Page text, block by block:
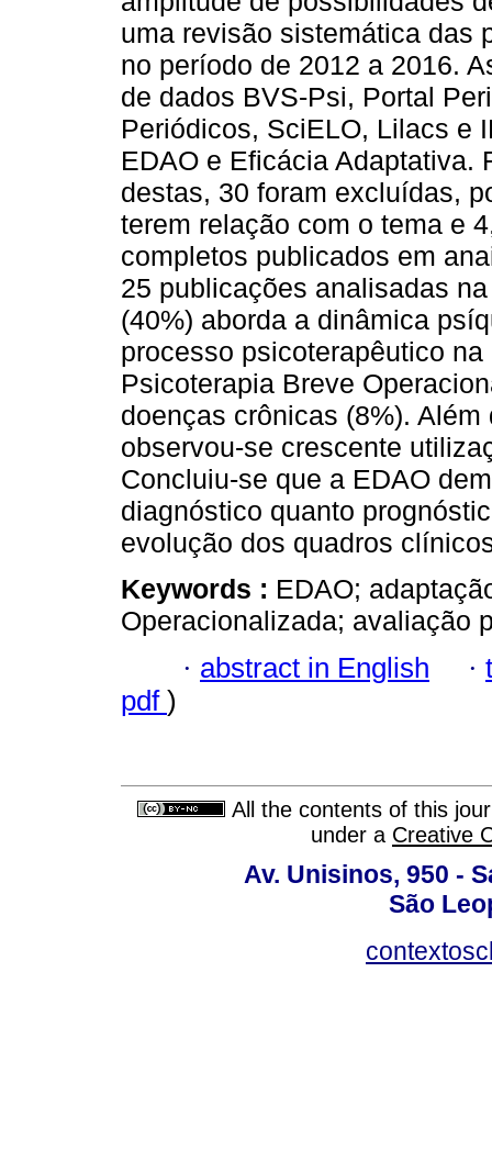
uma revisão sistemática das
no período de 2012 a 2016.
de dados BVS-Psi, Portal
Periódicos, SciELO, Lilacs e
EDAO e Eficácia Adaptativa.
destas, 30 foram excluídas,
terem relação com o tema e
completos publicados em
25 publicações analisadas
(40%) aborda a dinâmica
processo psicoterapêutico
Psicoterapia Breve
doenças crônicas (8%).
observou-se crescente
Concluiu-se que a EDAO
diagnóstico quanto
evolução dos quadros
Keywords : EDAO;
Operacionalizada; avaliação
· abstract in English ·
pdf )
All the contents of this
under a Creative
Av. Unisinos, 950 -
São